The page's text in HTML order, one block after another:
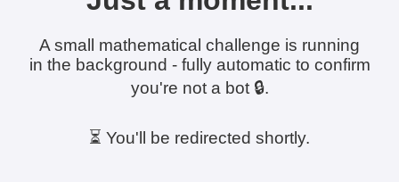
A small mathematical challenge is running
in the background - fully automatic to confirm
you're not a bot 🔒.
⏳ You'll be redirected shortly.